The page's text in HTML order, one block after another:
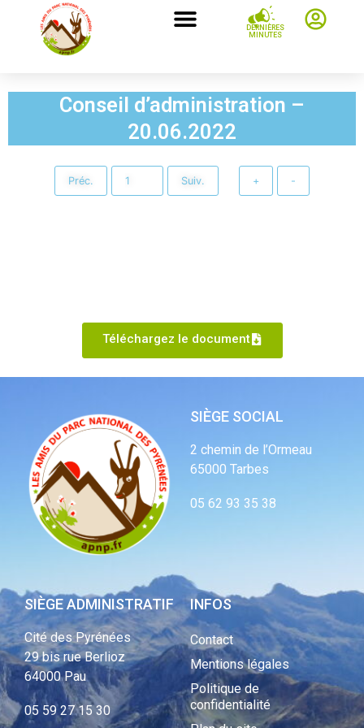
DERNIÈRES
MINUTES
Conseil d’administration –
20.06.2022
Préc. Suiv. + -
Téléchargez le document
SIÈGE SOCIAL
2 chemin de l’Ormeau
65000 Tarbes
05 62 93 35 38
SIÈGE ADMINISTRATIF
Cité des Pyrénées
29 bis rue Berlioz
64000 Pau
05 59 27 15 30
INFOS
Contact
Mentions légales
Politique de
confidentialité